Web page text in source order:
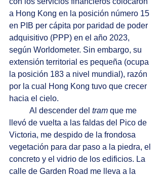
a Hong Kong en la posición número 15
en PIB per cápita por paridad de poder
adquisitivo (PPP) en el año 2023,
según Worldometer. Sin embargo, su
extensión territorial es pequeña (ocupa
la posición 183 a nivel mundial), razón
por la cual Hong Kong tuvo que crecer
hacia el cielo.
	Al descender del
tram que me
llevó de vuelta a las faldas del Pico de
Victoria, me despido de la frondosa
vegetación para dar paso a la piedra, el
concreto y el vidrio de los edificios. La
calle de Garden Road me lleva a la